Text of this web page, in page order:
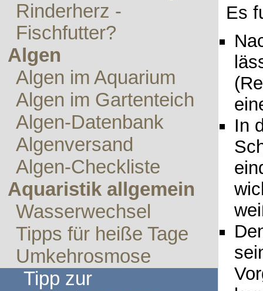
Rinderherz -
Fischfutter?
Algen
Algen im Aquarium
Algen im Gartenteich
Algen-Datenbank
Algenversand
Algen-Checkliste
Aquaristik allgemein
Wasserwechsel
Tipps für heiße Tage
Umkehrosmose
Tipp zur
Es
In